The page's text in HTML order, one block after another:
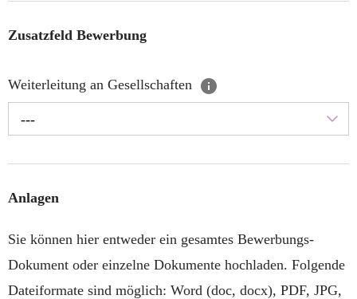
Zusatzfeld Bewerbung
Weiterleitung an Gesellschaften
---
Anlagen
Sie können hier entweder ein gesamtes Bewerbungs-
Dokument oder einzelne Dokumente hochladen. Folgende
Dateiformate sind möglich: Word (doc, docx), PDF, JPG,